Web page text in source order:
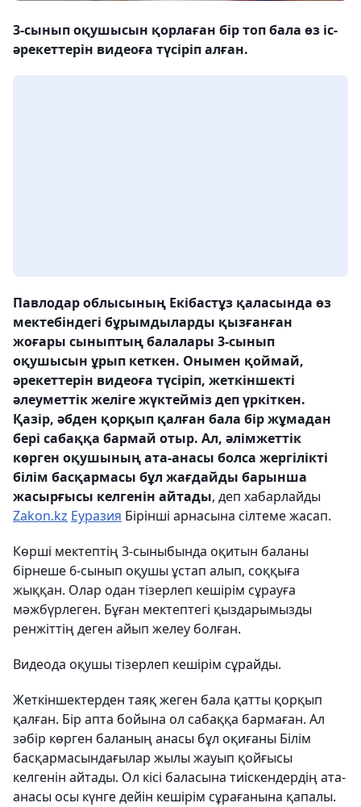
3-сынып оқушысын қорлаған бір топ бала өз іс-
әрекеттерін видеоға түсіріп алған.
Павлодар облысының Екібастұз қаласында өз
мектебіндегі бұрымдыларды қызғанған
жоғары сыныптың балалары 3-сынып
оқушысын ұрып кеткен. Онымен қоймай,
әрекеттерін видеоға түсіріп, жеткіншекті
әлеуметтік желіге жүктейміз деп үркіткен.
Қазір, әбден қорқып қалған бала бір жұмадан
бері сабаққа бармай отыр. Ал, әлімжеттік
көрген оқушының ата-анасы болса жергілікті
білім басқармасы бұл жағдайды барынша
жасырғысы келгенін айтады, деп хабарлайды
Zakon.kz Еуразия Бірінші арнасына сілтеме жасап.
Көрші мектептің 3-сыныбында оқитын баланы
бірнеше 6-сынып оқушы ұстап алып, соққыға
жыққан. Олар одан тізерлеп кешірім сұрауға
мәжбүрлеген. Бұған мектептегі қыздарымызды
ренжіттің деген айып желеу болған.
Видеода оқушы тізерлеп кешірім сұрайды.
Жеткіншектерден таяқ жеген бала қатты қорқып
қалған. Бір апта бойына ол сабаққа бармаған. Ал
зәбір көрген баланың анасы бұл оқиғаны Білім
басқармасындағылар жылы жауып қойғысы
келгенін айтады. Ол кісі баласына тиіскендердің ата-
анасы осы күнге дейін кешірім сұрағанына қапалы.